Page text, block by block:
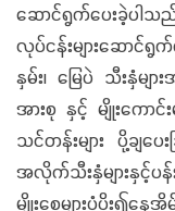
ဆောင်ရွက်ပေးခဲ့ပါသ
လုပ်ငန်းများဆောင်
နှမ်း၊ မြေပဲ သီးနှံမျ
အားစု နှင့် မျိုးကောင်း
သင်တန်းများ ပို့ချပေ
အလိုက်သီးနှံများနှင့်ပန်
မျိုးစေ့များပံ့ပိုး၍နေ